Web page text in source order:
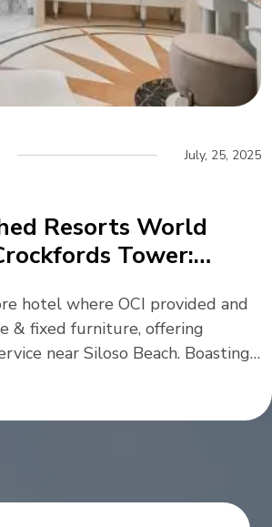
6883555a51c78
where OCI furnished all
blending art-inspired
elegance, and seamless
Central—elevating hospitality
and conventions.